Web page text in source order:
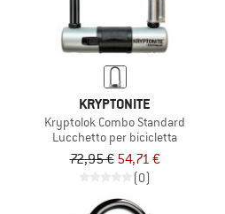
KRYPTONITE
Kryptolok Combo Standard
Lucchetto per bicicletta
72,95 € 54,71 €
(0)